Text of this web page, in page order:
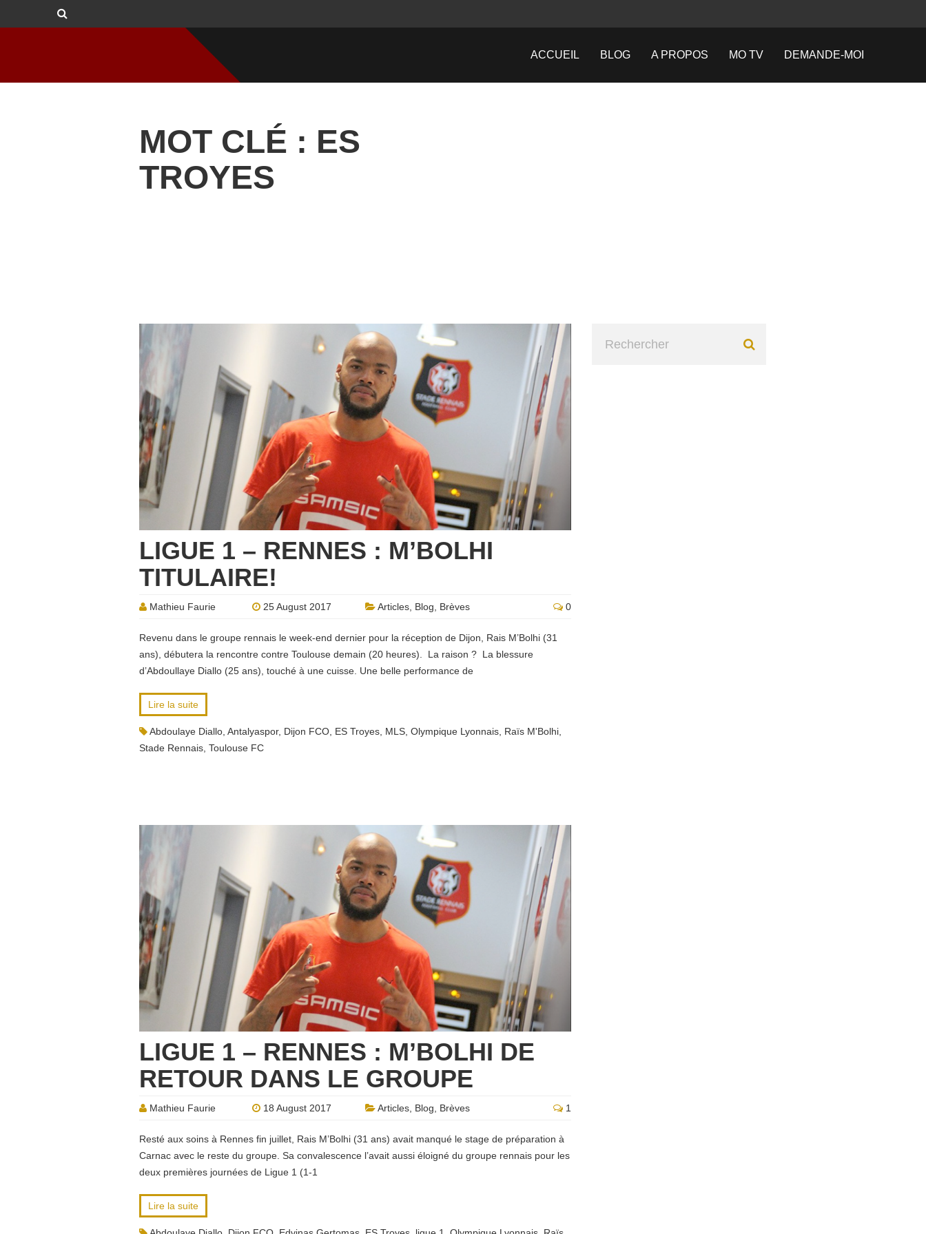
ACCUEIL BLOG A PROPOS MO TV DEMANDE-MOI
MOT CLÉ : ES
TROYES
LIGUE 1 – RENNES : M’BOLHI
TITULAIRE!
Mathieu Faurie 25 August 2017 Articles Blog Brèves 0
Revenu dans le groupe rennais le week-end dernier pour la réception de Dijon, Rais M’Bolhi (31
ans), débutera la rencontre contre Toulouse demain (20 heures). La raison ? La blessure
d’Abdoullaye Diallo (25 ans), touché à une cuisse. Une belle performance de
Lire la suite
Abdoulaye Diallo Antalyaspor, Dijon FCO ES Troyes MLS Olympique Lyonnais Raïs M'Bolhi
Stade Rennais Toulouse FC
LIGUE 1 – RENNES : M’BOLHI DE
RETOUR DANS LE GROUPE
Mathieu Faurie 18 August 2017 Articles Blog Brèves 1
Resté aux soins à Rennes fin juillet, Rais M’Bolhi (31 ans) avait manqué le stage de préparation à
Carnac avec le reste du groupe. Sa convalescence l’avait aussi éloigné du groupe rennais pour les
deux premières journées de Ligue 1 (1-1
Lire la suite